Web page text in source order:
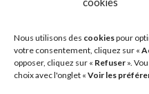
Nous utilisons des cookiespour
votre consentement, cliquez sur «
opposer, cliquez sur « Refuser ».
choix avec l'onglet « Voir les
Sébastien dans Cyclocross de
Breniauxdans Cyclocross de